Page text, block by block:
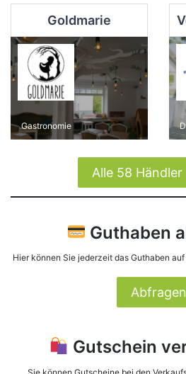
Goldmarie
Gastronomie
Alle 58 Händler
Guthaben
Hier können Sie jederzeit das Guthaben
Abfragen
Gutschein